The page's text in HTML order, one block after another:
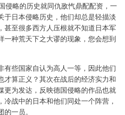
侵略的历史就同仇敌忾鼎配配资，一
于日本侵略历史，他们却总是轻描淡
甚至很多西方人压根就不知道日本军
一种荒天下之大谬的现象，您会想到
有些国家自认为高人一等，因此他们
才算正义？其次在战后的经济实力和
更为发达，反映德国侵略的作品也就
战中的日本和他们同处一个阵营，
一员。